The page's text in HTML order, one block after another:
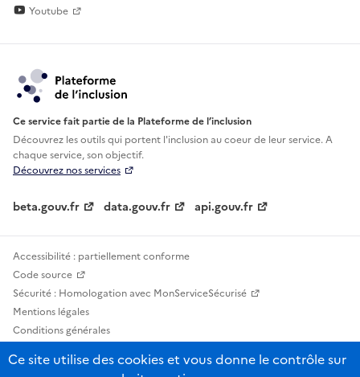
Youtube
Ce service fait partie de la Plateforme de l’inclusion
Découvrez les outils qui portent l'inclusion aucoeur de leur service. A
chaque service, son objectif.
Découvrez nos services
beta.gouv.fr data.gouv.fr api.gouv.fr
Accessibilité : partiellement conforme
Code source
Sécurité : Homologation avec MonServiceSécurisé
Mentions légales
Conditions générales
Statistiques, lexiques et indicateurs
Ce site utilise des cookies et vous donne le contrôle sur